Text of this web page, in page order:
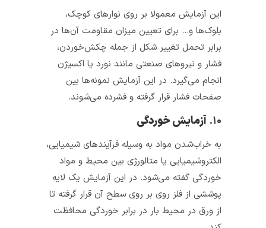
این آزمایش معمولا بر روی نوارهای کوچک،
بلوک‌ها و… برای تعیین میزان مقاومت آن‌ها در
برابر تحمل تغییر شکل از جمله چکش‌خوردن،
فشار و نیروهای صنعتی مانند نورد یا اکسیژن
انجام می‌گیرد. در این آزمایش نمونه‌ها بین
صفحات فشار قرار گرفته و فشرده می‌شوند.
آزمایش خوردگی
به خراب‌شدن مواد به وسیله فرآیندهای شیمیایی،
الکتروشیمیایی یا متالورژی بین محیط و مواد
خوردگی گفته می‌شود. در این آزمایش یک لایه
پوششی از فلز روی بر روی سطح آن قرار گرفته تا
از ورق در محیط بار در برابر خوردگی محافظت